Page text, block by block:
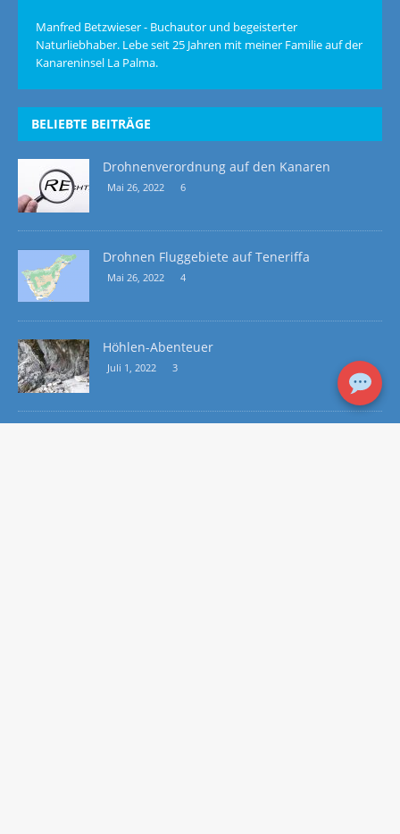
Manfred Betzwieser - Buchautor und begeisterter
Naturliebhaber. Lebe seit 25 Jahren mit meiner Familie auf der
Kanareninsel La Palma.
BELIEBTE BEITRÄGE
Drohnenverordnung auf den Kanaren
Mai 26, 2022 6
Drohnen Fluggebiete auf Teneriffa
Mai 26, 2022 4
Höhlen-Abenteuer
Juli 1, 2022 3